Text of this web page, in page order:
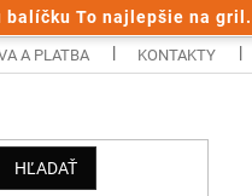
balíčku To najlepšie na gril.
A PLATBA KONTAKTY
HĽADAŤ